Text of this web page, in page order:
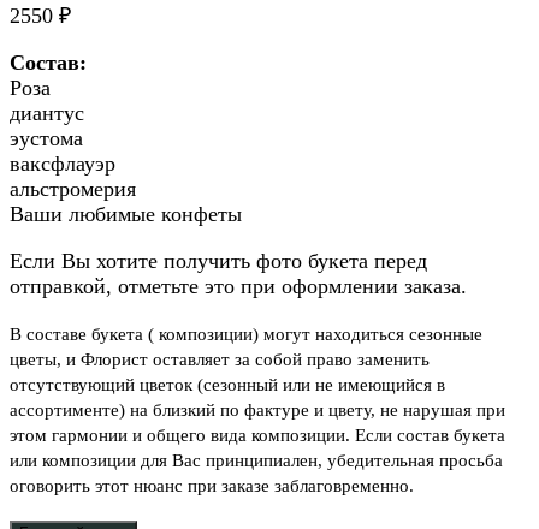
2550 ₽
Состав:
Роза
диантус
эустома
ваксфлауэр
альстромерия
Ваши любимые конфеты
Если Вы хотите получить фото букета перед
отправкой, отметьте это при оформлении заказа.
В составе букета ( композиции) могут находиться сезонные
цветы, и Флорист оставляет за собой право заменить
отсутствующий цветок (сезонный или не имеющийся в
ассортименте) на близкий по фактуре и цвету, не нарушая при
этом гармонии и общего вида композиции. Если состав букета
или композиции для Вас принципиален, убедительная просьба
оговорить этот нюанс при заказе заблаговременно.